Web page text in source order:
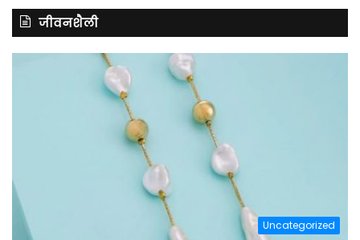
जीवनशैली
Uncategorized